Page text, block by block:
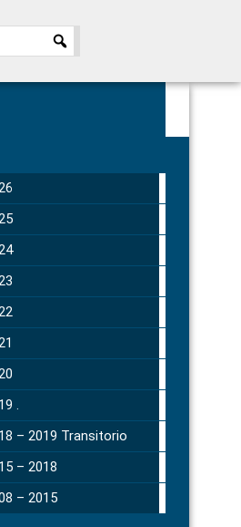
.
– 2019 Transitorio
– 2018
– 2015